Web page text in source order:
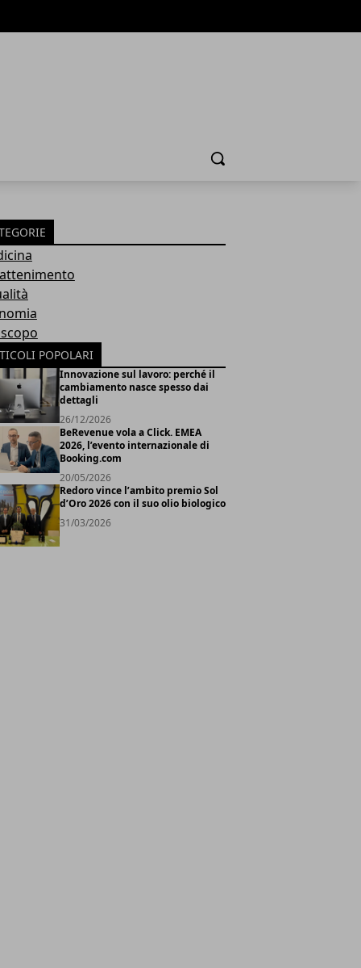
Cerca
POPOLARI
Innovazione sul lavoro: perché il
cambiamento nasce spesso dai
dettagli
26/12/2026
BeRevenue vola a Click. EMEA
2026, l’evento internazionale di
Booking.com
20/05/2026
Redoro vince l’ambito premio Sol
d’Oro 2026 con il suo olio biologico
31/03/2026